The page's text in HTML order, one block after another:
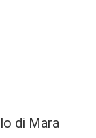
di Mara